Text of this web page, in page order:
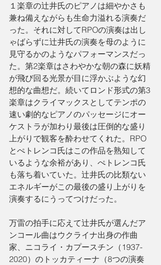
１楽章の辻井氏のピアノは細やかさも
兼ね備えながらも生命力溢れる演奏だ
った。それに対してRPOの演奏は出し
ゃばらずに辻井氏の演奏を母のように
見守るかのようなパフォーマンスだっ
た。第2楽章はさわやかな朝の森に妖精
が飛び回る光景が目に浮かぶような幻
想的な曲想だ。続いてロンド形式の第3
楽章はクライマックスとしてテンポの
速い劇的なピアノのパッセージにオー
ケストラが加わり最後は圧倒的な盛り
上がりで観客を酔わせてくれた。RPO
とぺトレンコ氏はこの作品を熟知して
いるような余裕があり、ぺトレンコ氏
も落ち着いていた。辻井氏の比類ない
エネルギーがこの最後の盛り上がりを
演奏するにうってつけだった。
万雷の拍手に応えて辻井氏が選んだア
ンコール曲はウクライナ出身の作曲
家、ニコライ・カプースチン（1937-
2020）のトッカティーナ（8つの演奏